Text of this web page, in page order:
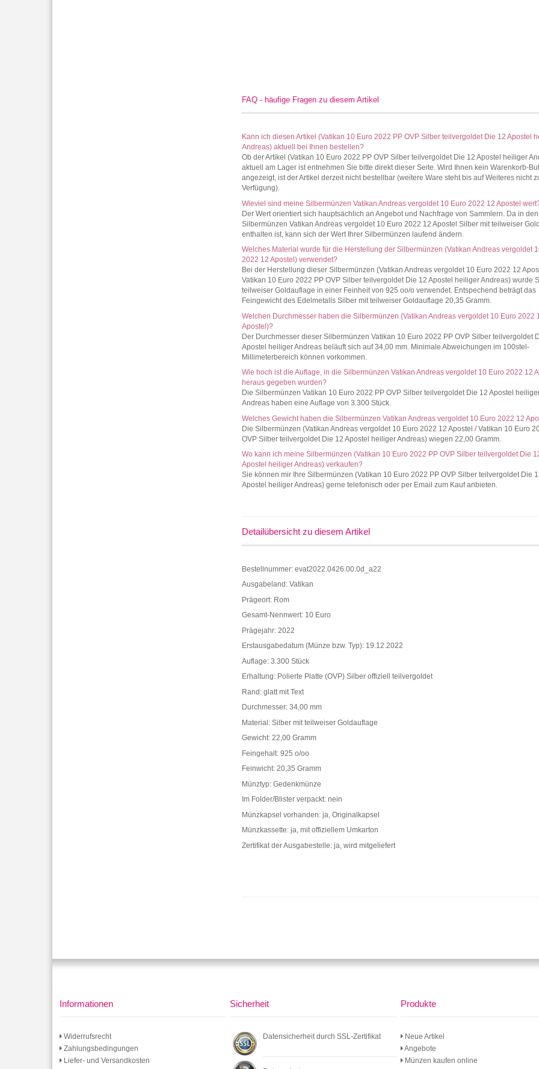
FAQ - häufige Fragen zu diesem Artikel
Kann ich diesen Artikel (Vatikan 10 Euro 2022 PP OVP Silber teilvergoldet Die 12 Apostel
Andreas) aktuell bei Ihnen bestellen?
Ob der Artikel (Vatikan 10 Euro 2022 PP OVP Silber teilvergoldet Die 12 Apostel heiliger
aktuell am Lager ist entnehmen Sie bitte direkt dieser Seite. Wird Ihnen kein Warenkorb-
angezeigt, ist der Artikel derzeit nicht bestellbar (weitere Ware steht bis auf Weiteres nicht
Verfügung).
Wieviel sind meine Silbermünzen Vatikan Andreas vergoldet 10 Euro 2022 12 Apostel
Der Wert orientiert sich hauptsächlich an Angebot und Nachfrage von Sammlern. Da in den
Silbermünzen Vatikan Andreas vergoldet 10 Euro 2022 12 Apostel Silber mit teilweiser
enthalten ist, kann sich der Wert Ihrer Silbermünzen laufend ändern.
Welches Material wurde für die Herstellung der Silbermünzen (Vatikan Andreas vergoldet
2022 12 Apostel) verwendet?
Bei der Herstellung dieser Silbermünzen (Vatikan Andreas vergoldet 10 Euro 2022 12
Vatikan 10 Euro 2022 PP OVP Silber teilvergoldet Die 12 Apostel heiliger Andreas) wurde
teilweiser Goldauflage in einer Feinheit von 925 oo/o verwendet. Entspechend beträgt das
Feingewicht des Edelmetalls Silber mit teilweiser Goldauflage 20,35 Gramm.
Welchen Durchmesser haben die Silbermünzen (Vatikan Andreas vergoldet 10 Euro 2022
Apostel)?
Der Durchmesser dieser Silbermünzen Vatikan 10 Euro 2022 PP OVP Silber teilvergoldet
Apostel heiliger Andreas beläuft sich auf 34,00 mm. Minimale Abweichungen im 100stel-
Millimeterbereich können vorkommen.
Wie hoch ist die Auflage, in die Silbermünzen Vatikan Andreas vergoldet 10 Euro 2022 12
heraus gegeben wurden?
Die Silbermünzen Vatikan 10 Euro 2022 PP OVP Silber teilvergoldet Die 12 Apostel
Andreas haben eine Auflage von 3.300 Stück.
Welches Gewicht haben die Silbermünzen Vatikan Andreas vergoldet 10 Euro 2022 12
Die Silbermünzen (Vatikan Andreas vergoldet 10 Euro 2022 12 Apostel / Vatikan 10 Euro
OVP Silber teilvergoldet Die 12 Apostel heiliger Andreas) wiegen 22,00 Gramm.
Wo kann ich meine Silbermünzen (Vatikan 10 Euro 2022 PP OVP Silber teilvergoldet Die
Apostel heiliger Andreas) verkaufen?
Sie können mir Ihre Silbermünzen (Vatikan 10 Euro 2022 PP OVP Silber teilvergoldet Die
Apostel heiliger Andreas) gerne telefonisch oder per Email zum Kauf anbieten.
Detailübersicht zu diesem Artikel
Bestellnummer: evat2022.0426.00.0d_a22
Ausgabeland: Vatikan
Prägeort: Rom
Gesamt-Nennwert: 10 Euro
Prägejahr: 2022
Erstausgabedatum (Münze bzw. Typ): 19.12.2022
Auflage: 3.300 Stück
Erhaltung: Polierte Platte (OVP) Silber offiziell teilvergoldet
Rand: glatt mit Text
Durchmesser: 34,00 mm
Material: Silber mit teilweiser Goldauflage
Gewicht: 22,00 Gramm
Feingehalt: 925 o/oo
Feinwicht: 20,35 Gramm
Münztyp: Gedenkmünze
Im Folder/Blister verpackt: nein
Münzkapsel vorhanden: ja, Originalkapsel
Münzkassette: ja, mit offiziellem Umkarton
Zertifikat der Ausgabestelle: ja, wird mitgeliefert
Informationen
Widerrufsrecht
Zahlungsbedingungen
Liefer- und Versandkosten
Sicherheit
Datensicherheit durch SSL-Zertifikat
Produkte
Neue Artikel
Angebote
Münzen kaufen online